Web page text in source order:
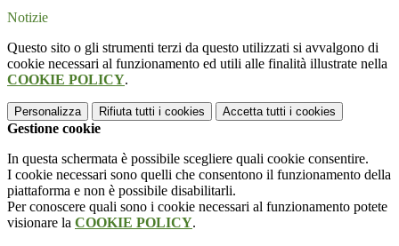
Notizie
Questo sito o gli strumenti terzi da questo utilizzati si avvalgono di
cookie necessari al funzionamento ed utili alle finalità illustrate nella
COOKIE POLICY.
Personalizza Rifiuta tutti i cookies Accetta tutti i cookies
Gestione cookie
In questa schermata è possibile scegliere quali cookie consentire.
I cookie necessari sono quelli che consentono il funzionamento della
piattaforma e non è possibile disabilitarli.
Per conoscere quali sono i cookie necessari al funzionamento potete
visionare la COOKIE POLICY.